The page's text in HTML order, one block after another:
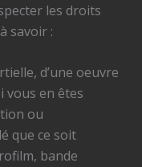
les droits
savoir :
d’une oeuvre
vous en êtes
ou
que ce soit
bande